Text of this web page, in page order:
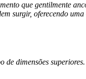
que gentilmente
surgir, oferecendo
dimensões